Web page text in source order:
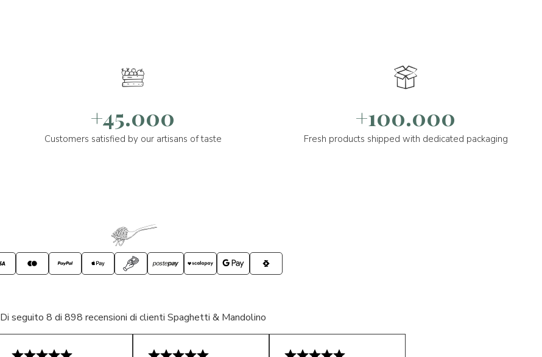
+45.000
Customers satisfied by our artisans of taste
+100.000
Fresh products shipped with dedicated packaging
Di seguito 8 di 898 recensioni di clienti Spaghetti & Mandolino